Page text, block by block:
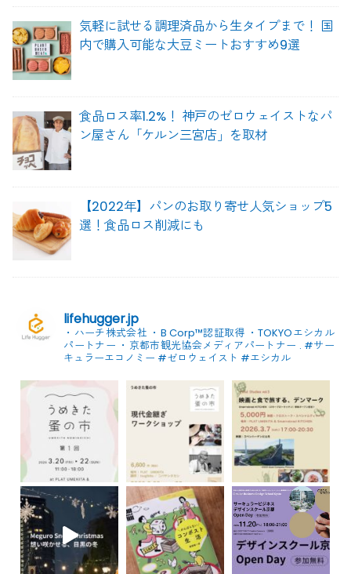
気軽に試せる調理済品から生タイプまで！ 国
内で購入可能な大豆ミートおすすめ9選
食品ロス率1.2%！ 神戸のゼロウェイストなパ
ン屋さん「ケルン三宮店」を取材
【2022年】パンのお取り寄せ人気ショップ5
選！食品ロス削減にも
lifehugger.jp
・ハーチ株式会社 ・B Corp™認証取得 ・TOKYOエシカル
パートナー ・京都市観光協会メディアパートナー . #サー
キュラーエコノミー #ゼロウェイスト #エシカル